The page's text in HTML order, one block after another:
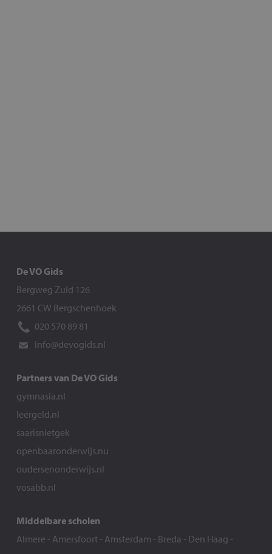
De VO Gids
Bergweg Zuid 126
2661 CW Bergschenhoek
020 570 89 81
info@devogids.nl
Partners van De VO Gids
gymnasia.nl
leergeld.nl
saarisnietgek
openbaaronderwijs.nu
oudersenonderwijs.nl
vosabb.nl
Middelbare scholen
Almere - Amersfoort- Amsterdam - Breda - Den Haag -